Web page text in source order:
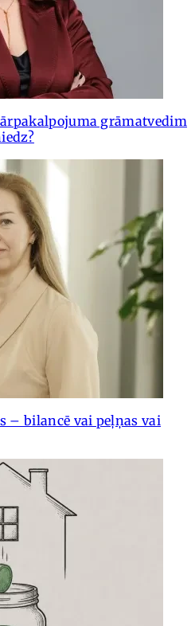
grāmatvedim
– bilancē vai peļņas vai